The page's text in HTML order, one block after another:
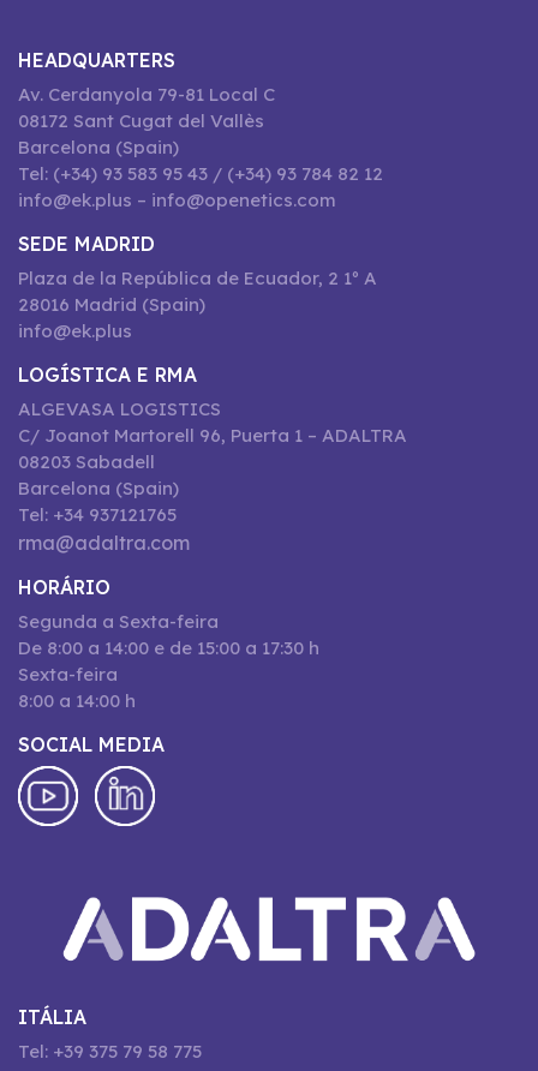
HEADQUARTERS
Av. Cerdanyola 79-81 Local C
08172 Sant Cugat del Vallès
Barcelona (Spain)
Tel: (+34) 93 583 95 43 / (+34) 93 784 82 12
info@ek.plus – info@openetics.com
SEDE MADRID
Plaza de la República de Ecuador, 2 1º A
28016 Madrid (Spain)
info@ek.plus
LOGÍSTICA E RMA
ALGEVASA LOGISTICS
C/ Joanot Martorell 96, Puerta 1 – ADALTRA
08203 Sabadell
Barcelona (Spain)
Tel: +34 937121765
rma@adaltra.com
HORÁRIO
Segunda a Sexta-feira
De 8:00 a 14:00 e de 15:00 a 17:30 h
Sexta-feira
8:00 a 14:00 h
SOCIAL MEDIA
ITÁLIA
Tel: +39 375 79 58 775